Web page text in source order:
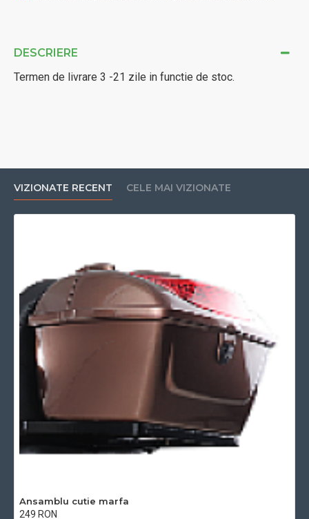
DESCRIERE
Termen de livrare 3 -21 zile in functie de stoc.
VIZIONATE RECENT CELE MAI VIZIONATE
Ansamblu cutie marfa
249 RON